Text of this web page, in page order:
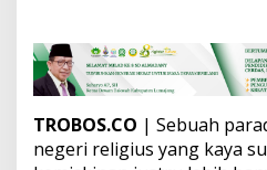
u
k
t
a
TROBOS.CO | Sebuah
negeri religius yang kaya